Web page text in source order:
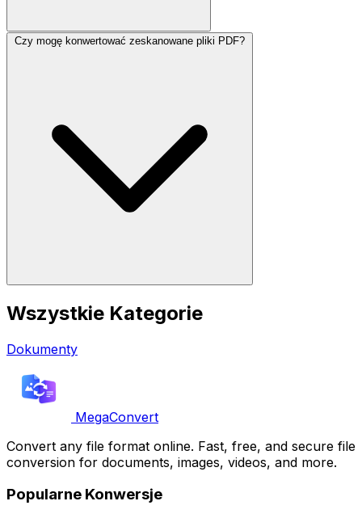
Czy mogę konwertować zeskanowane pliki PDF?
Wszystkie Kategorie
Dokumenty
MegaConvert
Convert any file format online. Fast, free, and secure file
conversion for documents, images, videos, and more.
Popularne Konwersje